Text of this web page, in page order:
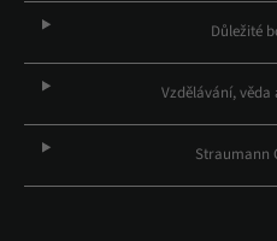
Důležité
Vzdělávání,
Straumann